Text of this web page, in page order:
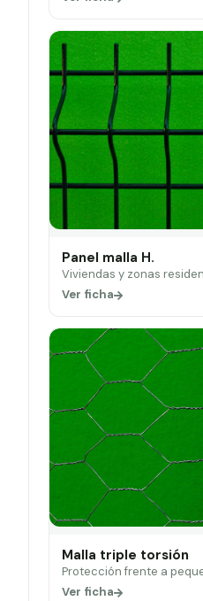
Panel malla H.
Viviendas y zonas
Ver ficha
Malla triple torsión
Protección frente a
Ver ficha